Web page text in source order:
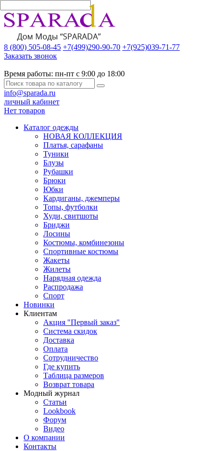
8 (800) 505-08-45 +7(499)290-90-70 +7(925)039-71-77
Заказать звонок
Время работы: пн-пт с 9:00 до 18:00
info@sparada.ru
личный кабинет
Нет товаров
Каталог одежды
НОВАЯ КОЛЛЕКЦИЯ
Платья, сарафаны
Туники
Блузы
Рубашки
Брюки
Юбки
Кардиганы, джемперы
Топы, футболки
Худи, свитшоты
Бриджи
Лосины
Костюмы, комбинезоны
Спортивные костюмы
Жакеты
Жилеты
Нарядная одежда
Распродажа
Спорт
Новинки
Клиентам
Акция "Первый заказ"
Система скидок
Доставка
Оплата
Сотрудничество
Где купить
Таблица размеров
Возврат товара
Модный журнал
Статьи
Lookbook
Форум
Видео
О компании
Контакты